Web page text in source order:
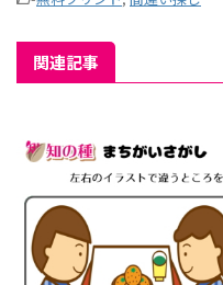
関連記事